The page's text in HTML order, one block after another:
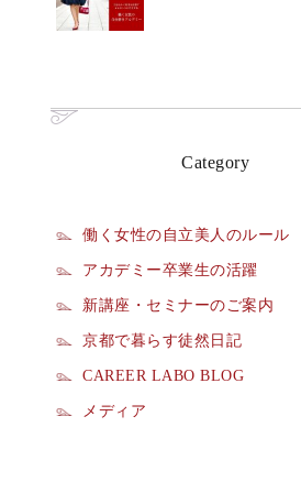
Category
働く女性の自立美人のルール
アカデミー卒業生の活躍
新講座・セミナーのご案内
京都で暮らす徒然日記
CAREER LABO BLOG
メディア